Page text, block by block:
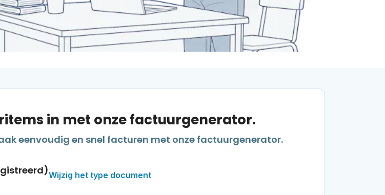
in met onze factuurgenerator.
eenvoudig en snel facturen met onze factuurgenerator.
Wijzig het type document